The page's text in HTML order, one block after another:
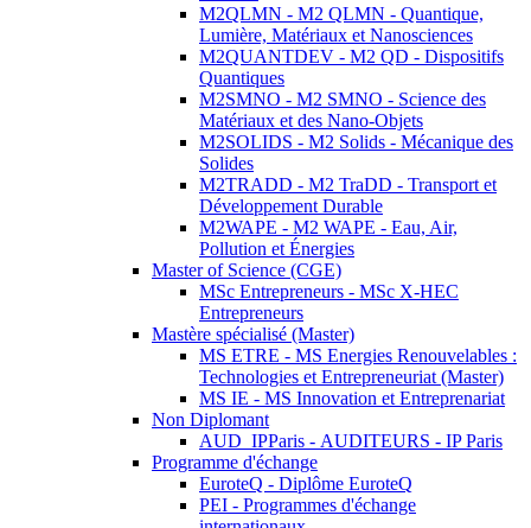
M2QLMN - M2 QLMN - Quantique,
Lumière, Matériaux et Nanosciences
M2QUANTDEV - M2 QD - Dispositifs
Quantiques
M2SMNO - M2 SMNO - Science des
Matériaux et des Nano-Objets
M2SOLIDS - M2 Solids - Mécanique des
Solides
M2TRADD - M2 TraDD - Transport et
Développement Durable
M2WAPE - M2 WAPE - Eau, Air,
Pollution et Énergies
Master of Science (CGE)
MSc Entrepreneurs - MSc X-HEC
Entrepreneurs
Mastère spécialisé (Master)
MS ETRE - MS Energies Renouvelables :
Technologies et Entrepreneuriat (Master)
MS IE - MS Innovation et Entreprenariat
Non Diplomant
AUD_IPParis - AUDITEURS - IP Paris
Programme d'échange
EuroteQ - Diplôme EuroteQ
PEI - Programmes d'échange